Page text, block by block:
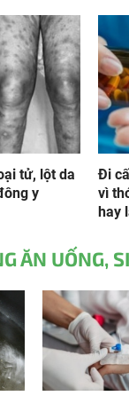
tử, lột da
y
Đi
vì
hay
ĂN UỐNG,